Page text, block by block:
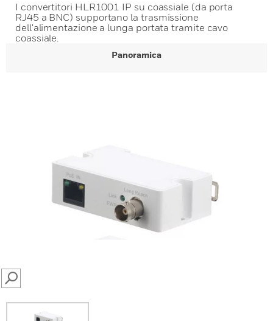
I convertitori HLR1001 IP su coassiale (da porta
RJ45 a BNC) supportano la trasmissione
dell'alimentazione a lunga portata tramite cavo
coassiale.
Panoramica
SEARCH